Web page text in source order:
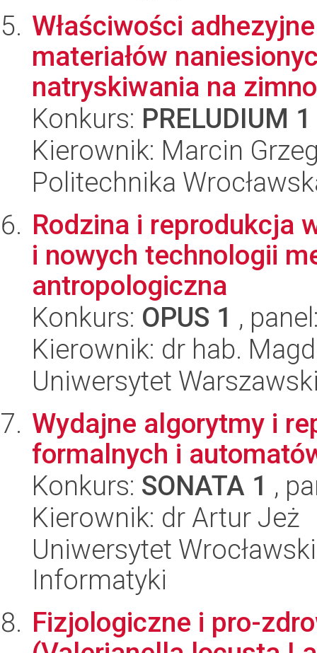
Właściwości
materiałów
natryskiwania na
Konkurs: PRELUDIUM 1
Kierownik: Marcin
Politechnika
Rodzina i reprodukcja
i nowych technologii
antropologiczna
Konkurs: OPUS 1 ,
Kierownik: dr hab.
Uniwersytet
Wydajne algorytmy i
formalnych i
Konkurs: SONATA 1 ,
Kierownik: dr Artur Jeż
Uniwersytet
Informatyki
Fizjologiczne i pro-